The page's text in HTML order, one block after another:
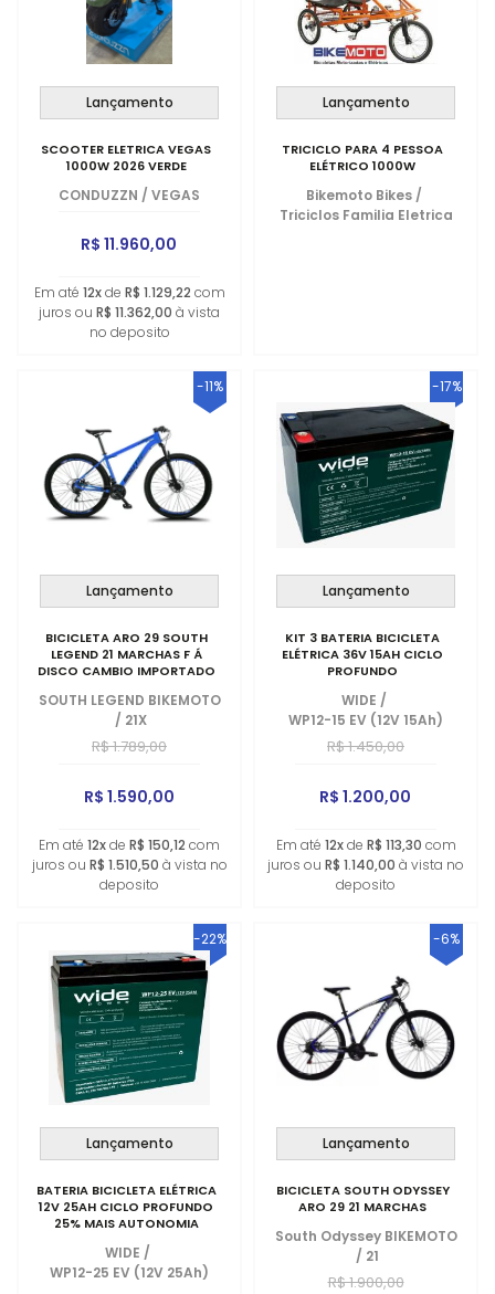
Lançamento
SCOOTER ELETRICA VEGAS
1000W 2026 VERDE
CONDUZZN / VEGAS
R$ 11.960,00
Em até 12xde R$ 1.129,22 com
juros ou R$ 11.362,00 à vista
no deposito
Lançamento
TRICICLO PARA 4 PESSOA
ELÉTRICO 1000W
Bikemoto Bikes /
Triciclos Familia Eletrica
-11%
Lançamento
BICICLETA ARO 29 SOUTH
LEGEND 21 MARCHAS F Á
DISCO CAMBIO IMPORTADO
SOUTH LEGEND BIKEMOTO
/ 21X
R$ 1.789,00
R$ 1.590,00
Em até 12xde R$ 150,12 com
juros ou R$ 1.510,50 à vista no
deposito
-17%
Lançamento
KIT 3 BATERIA BICICLETA
ELÉTRICA 36V 15AH CICLO
PROFUNDO
WIDE /
WP12-15 EV (12V 15Ah)
R$ 1.450,00
R$ 1.200,00
Em até 12xde R$ 113,30 com
juros ou R$ 1.140,00 à vista no
deposito
-22%
Lançamento
BATERIA BICICLETA ELÉTRICA
12V 25AH CICLO PROFUNDO
25% MAIS AUTONOMIA
WIDE /
WP12-25 EV (12V 25Ah)
-6%
Lançamento
BICICLETA SOUTH ODYSSEY
ARO 29 21 MARCHAS
South Odyssey BIKEMOTO
/ 21
R$ 1.900,00